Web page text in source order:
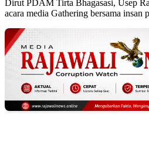
Dirut PDAM Tirta Bhagasasi, Usep
acara media Gathering bersama insan